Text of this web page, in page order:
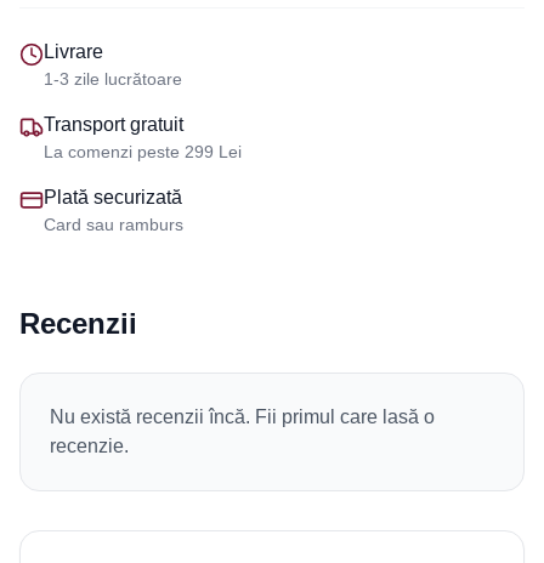
Livrare
1-3 zile lucrătoare
Transport gratuit
La comenzi peste 299 Lei
Plată securizată
Card sau ramburs
Recenzii
Nu există recenzii încă. Fii primul care lasă o
recenzie.